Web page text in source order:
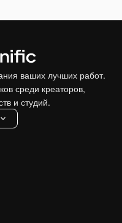
ваших лучших работ.
среди креаторов,
и студий.